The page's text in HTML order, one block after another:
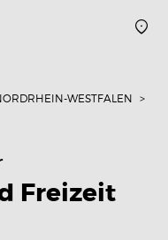
WESTFALEN
Freizeit